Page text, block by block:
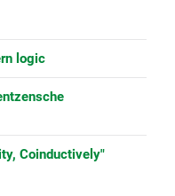
logic
Coinductively"